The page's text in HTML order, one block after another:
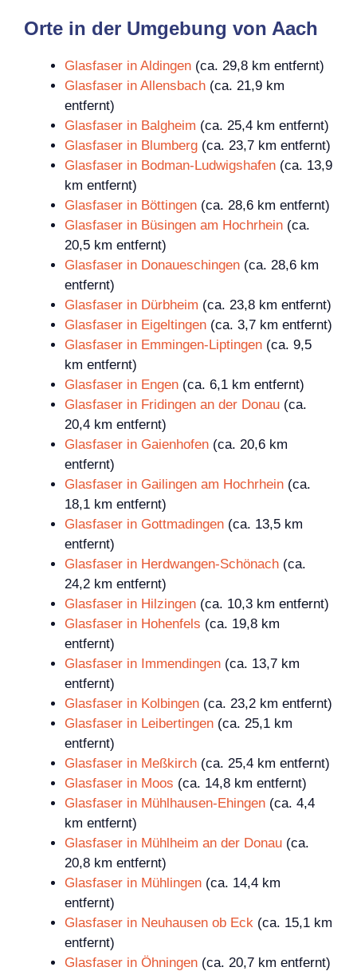
Orte in der Umgebung von Aach
Glasfaser in Aldingen (ca. 29,8 km entfernt)
Glasfaser in Allensbach (ca. 21,9 km
entfernt)
Glasfaser in Balgheim (ca. 25,4 km entfernt)
Glasfaser in Blumberg (ca. 23,7 km entfernt)
Glasfaser in Bodman-Ludwigshafen (ca. 13,9
km entfernt)
Glasfaser in Böttingen (ca. 28,6 km entfernt)
Glasfaser in Büsingen am Hochrhein (ca.
20,5 km entfernt)
Glasfaser in Donaueschingen (ca. 28,6 km
entfernt)
Glasfaser in Dürbheim (ca. 23,8 km entfernt)
Glasfaser in Eigeltingen (ca. 3,7 km entfernt)
Glasfaser in Emmingen-Liptingen (ca. 9,5
km entfernt)
Glasfaser in Engen (ca. 6,1 km entfernt)
Glasfaser in Fridingen an der Donau (ca.
20,4 km entfernt)
Glasfaser in Gaienhofen (ca. 20,6 km
entfernt)
Glasfaser in Gailingen am Hochrhein (ca.
18,1 km entfernt)
Glasfaser in Gottmadingen (ca. 13,5 km
entfernt)
Glasfaser in Herdwangen-Schönach (ca.
24,2 km entfernt)
Glasfaser in Hilzingen (ca. 10,3 km entfernt)
Glasfaser in Hohenfels (ca. 19,8 km
entfernt)
Glasfaser in Immendingen (ca. 13,7 km
entfernt)
Glasfaser in Kolbingen (ca. 23,2 km entfernt)
Glasfaser in Leibertingen (ca. 25,1 km
entfernt)
Glasfaser in Meßkirch (ca. 25,4 km entfernt)
Glasfaser in Moos (ca. 14,8 km entfernt)
Glasfaser in Mühlhausen-Ehingen (ca. 4,4
km entfernt)
Glasfaser in Mühlheim an der Donau (ca.
20,8 km entfernt)
Glasfaser in Mühlingen (ca. 14,4 km
entfernt)
Glasfaser in Neuhausen ob Eck (ca. 15,1 km
entfernt)
Glasfaser in Öhningen (ca. 20,7 km entfernt)